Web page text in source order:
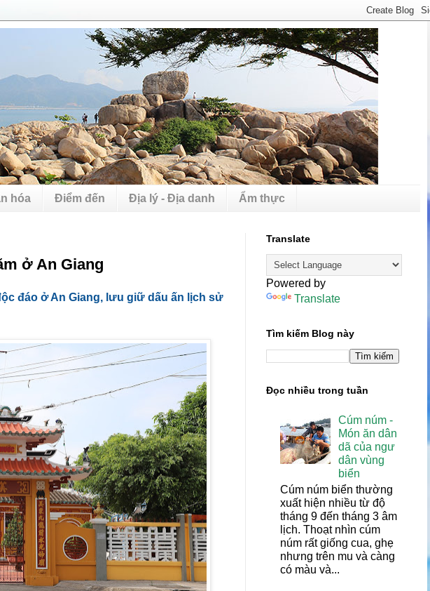
hóa Điểm đến Địa lý - Địa danh Ẩm thực
ở An Giang
đáo ở An Giang, lưu giữ dấu ấn lịch sử
Translate
Powered by
Translate
Tìm kiếm Blog này
Đọc nhiều trong tuần
Cúm núm -
Món ăn dân
dã của ngư
dân vùng
biển
Cúm núm biển thường
xuất hiện nhiều từ độ
tháng 9 đến tháng 3 âm
lịch. Thoạt nhìn cúm
núm rất giống cua, ghẹ
nhưng trên mu và càng
có màu và...